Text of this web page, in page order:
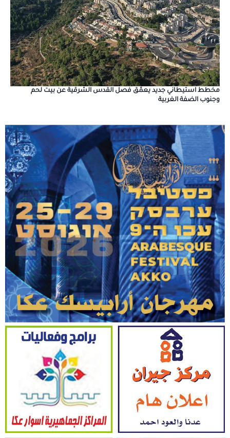
مخطط استيطاني جديد يعمّق فصل القدس الشرقية عن بيت لحم
وجنوب الضفة الغربية